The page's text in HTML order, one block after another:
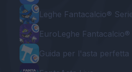
Leghe Fantacalcio®
EuroLeghe Fantacalcio®
Guida per l'asta perfetta